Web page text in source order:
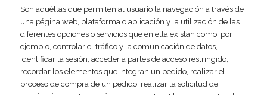
Son aquéllas que permiten al usuario la navegación a través de
una página web, plataforma o aplicación y la utilización de las
diferentes opciones o servicios que en ella existan como, por
ejemplo, controlar el tráfico y la comunicación de datos,
identificar la sesión, acceder a partes de acceso restringido,
recordar los elementos que integran un pedido, realizar el
proceso de compra de un pedido, realizar la solicitud de